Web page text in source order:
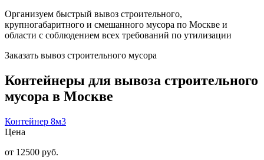
Организуем быстрый вывоз строительного,
крупногабаритного и смешанного мусора по Москве и
области с соблюдением всех требований по утилизации
Заказать вывоз строительного мусора
Контейнеры для вывоза строительного
мусора в Москве
Контейнер 8м3
Цена
от 12500 руб.